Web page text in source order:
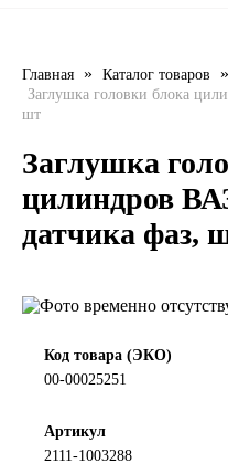
IDEMITSU
LUXE
MANNOL
MOBIL
OIL RIGHT
Главная » Каталог товаров »
Заглушка головки блока
шт
Заглушка
цилиндров
датчика фаз,
Код товара (ЭКО)
00-00025251
Артикул
2111-1003288